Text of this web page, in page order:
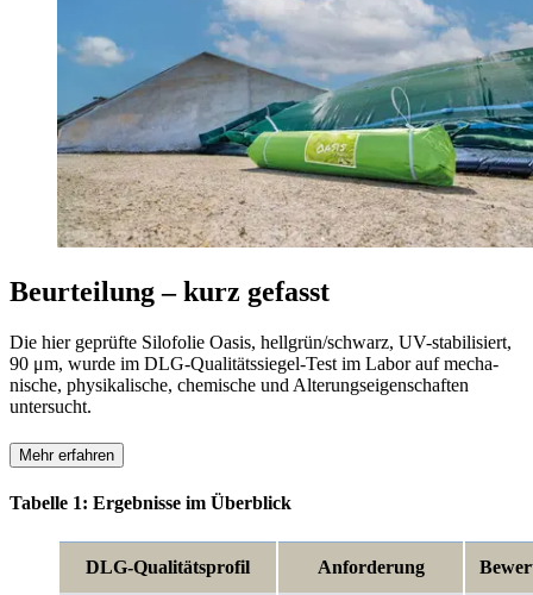
Beurteilung – kurz gefasst
Die hier geprüfte Silofolie Oasis, hellgrün/schwarz, UV-stabilisiert,
90 μm, wurde im DLG-Qualitätssiegel-Test im Labor auf mecha­
nische, physikalische, chemische und Alterungseigenschaften
untersucht.
Mehr erfahren
Tabelle 1: Ergebnisse im Überblick
DLG-Qualitätsprofil Anforderung